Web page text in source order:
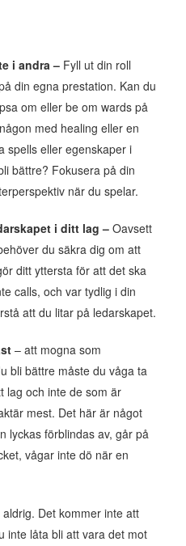
i andra – Fyll ut din roll
din egna prestation. Kan du
om eller be om wards på
med healing eller en
spells eller egenskaper i
bättre? Fokusera på din
när du spelar.
i ditt lag – Oavsett
du säkra dig om att
ditt yttersta för att det ska
calls, och var tydlig i din
att du litar på ledarskapet.
– att mogna som
bli bättre måste du våga ta
lag och inte de som är
mest. Det här är något
lyckas förblindas av, går på
vågar inte dö när en
aldrig. Det kommer inte att
inte låta bli att vara det mot